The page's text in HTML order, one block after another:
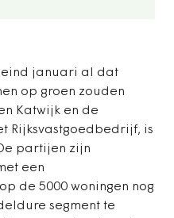
eind januari al dat
op groen zouden
Katwijk en de
Rijksvastgoedbedrijf, is
partijen zijn
een
de 5000 woningen nog
segment te